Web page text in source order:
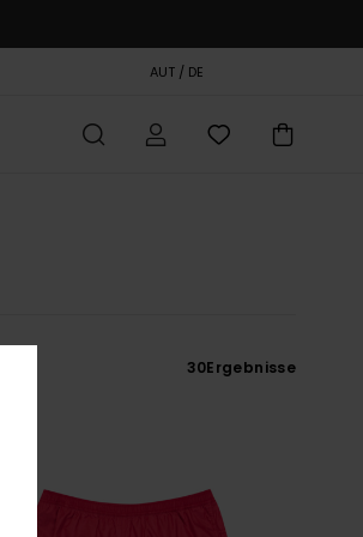
AUT / DE
30Ergebnisse